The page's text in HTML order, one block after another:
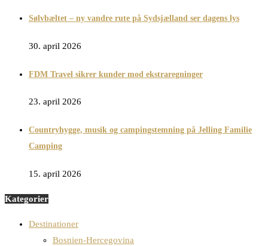
Sølvbæltet – ny vandre rute på Sydsjælland ser dagens lys
30. april 2026
FDM Travel sikrer kunder mod ekstraregninger
23. april 2026
Countryhygge, musik og campingstemning på Jelling Familie
Camping
15. april 2026
Kategorier
Destinationer
Bosnien-Hercegovina